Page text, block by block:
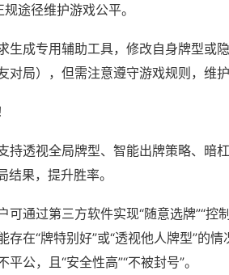
途径维护游戏公平。
生成专用辅助工具，修改自身牌型或
对局），但需注意遵守游戏规则，维护
持透视全局牌型、智能出牌策略、暗
果，提升胜率。
通过第三方软件实现“随意选牌”“控
存在“牌特别好”或“透视他人牌型”的
公，且“安全性高”“不被封号”。